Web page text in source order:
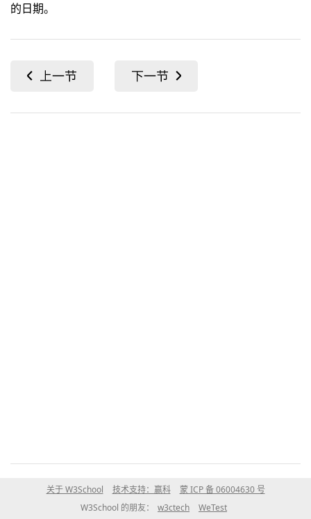
的日期。
关于 W3School 技术支持：赢科
蒙 ICP 备 06004630 号
W3School 的朋友：
w3ctech WeTest